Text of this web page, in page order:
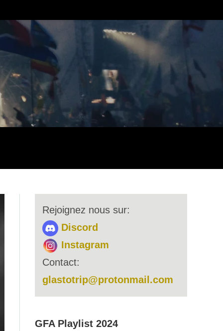
Rejoignez nous sur:
Discord
Instagram
Contact:
glastotrip@protonmail.com
GFA Playlist 2024